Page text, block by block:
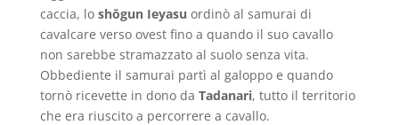
caccia, lo shōgun Ieyasu ordinò al samurai di
cavalcare verso ovest fino a quando il suo cavallo
non sarebbe stramazzato al suolo senza vita.
Obbediente il samurai partì al galoppo e quando
tornò ricevette in dono da Tadanari, tutto il territorio
che era riuscito a percorrere a cavallo.